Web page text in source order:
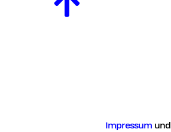
Impressum und